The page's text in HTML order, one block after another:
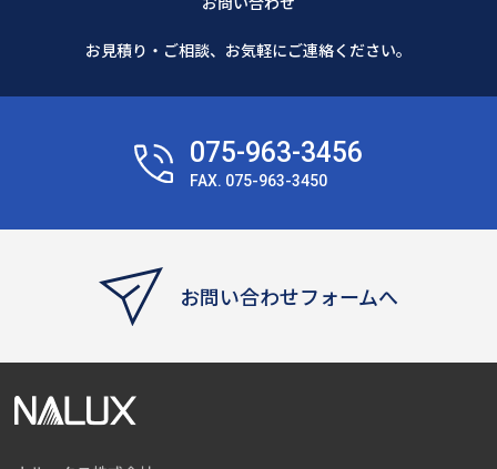
お見積り・ご相談、お気軽にご連絡ください。
075-963-3456
FAX. 075-963-3450
お問い合わせフォームへ